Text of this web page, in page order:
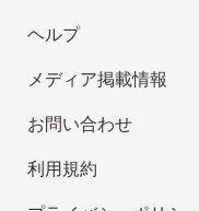
ヘルプ
メディア掲載情報
お問い合わせ
利用規約